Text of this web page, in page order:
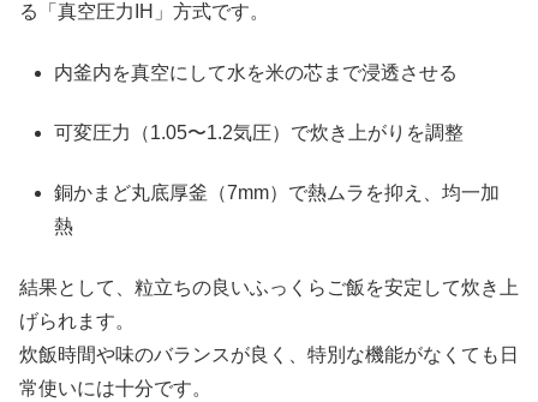
る「真空圧力IH」方式です。
内釜内を真空にして水を米の芯まで浸透させる
可変圧力（1.05〜1.2気圧）で炊き上がりを調整
銅かまど丸底厚釜（7mm）で熱ムラを抑え、均一加
熱
結果として、粒立ちの良いふっくらご飯を安定して炊き上
げられます。
炊飯時間や味のバランスが良く、特別な機能がなくても日
常使いには十分です。